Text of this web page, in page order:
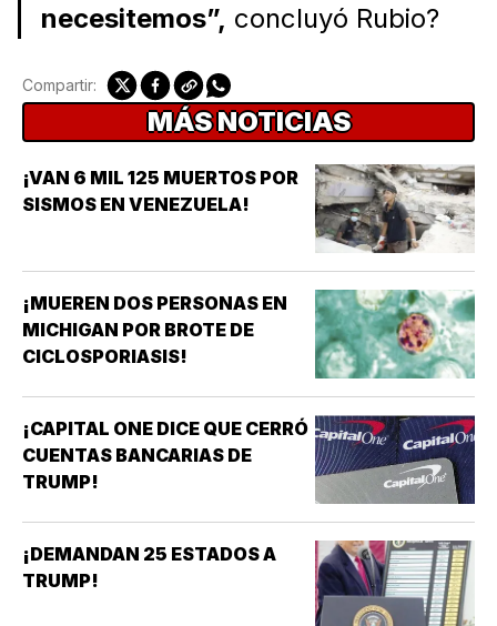
necesitemos”, concluyó Rubio?
Compartir:
MÁS NOTICIAS
¡VAN 6 MIL 125 MUERTOS POR
SISMOS EN VENEZUELA!
¡MUEREN DOS PERSONAS EN
MICHIGAN POR BROTE DE
CICLOSPORIASIS!
¡CAPITAL ONE DICE QUE CERRÓ
CUENTAS BANCARIAS DE
TRUMP!
¡DEMANDAN 25 ESTADOS A
TRUMP!